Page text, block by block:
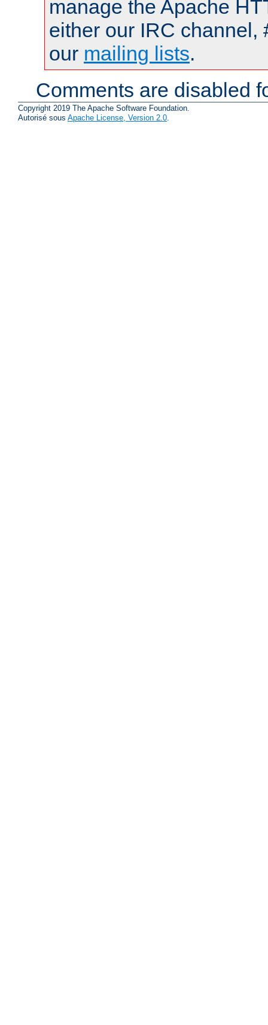
manage the Apache
either our IRC channel,
our mailing lists.
Comments are disabled
Copyright 2019 The Apache Software Foundation.
Autorisé sous Apache License, Version 2.0.